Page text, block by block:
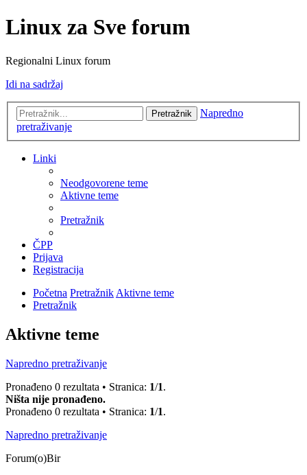
Linux za Sve forum
Regionalni Linux forum
Idi na sadržaj
Pretražnik
Napredno
pretraživanje
Linki
Neodgovorene teme
Aktivne teme
Pretražnik
ČPP
Prijava
Registracija
Početna PretražnikAktivne teme
Pretražnik
Aktivne teme
Napredno pretraživanje
Pronađeno 0 rezultata • Stranica: 1/1.
Ništa nije pronađeno.
Pronađeno 0 rezultata • Stranica: 1/1.
Napredno pretraživanje
Forum(o)Bir